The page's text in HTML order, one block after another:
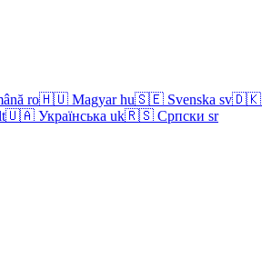
ro🇭🇺 Magyar hu🇸🇪 Svenska sv🇩🇰
🇺🇦 Українська uk🇷🇸 Српски sr